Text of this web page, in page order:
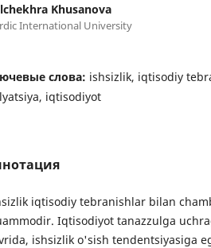
Khusanova
International University
слова: ishsizlik, iqtisodiy
iqtisodiyot
iqtisodiy tebranishlar bilan
Iqtisodiyot tanazzulga
ishsizlik o'sish tendentsiyasiga